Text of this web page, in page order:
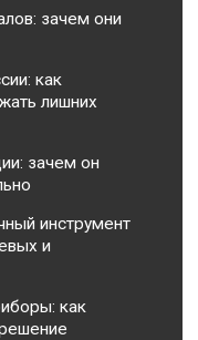
зачем они
как
лишних
зачем он
инструмент
и
как